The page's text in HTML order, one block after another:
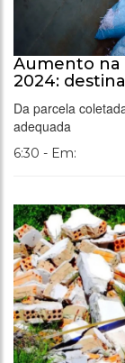
Aumento na
2024:
Da parcela
adequada
6:30 - Em: